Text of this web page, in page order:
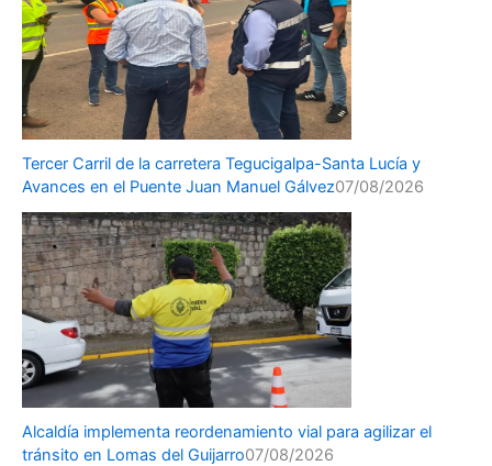
Tercer Carril de la carretera Tegucigalpa-Santa Lucía y
Avances en el Puente Juan Manuel Gálvez07/08/2026
Alcaldía implementa reordenamiento vial para agilizar el
tránsito en Lomas del Guijarro07/08/2026